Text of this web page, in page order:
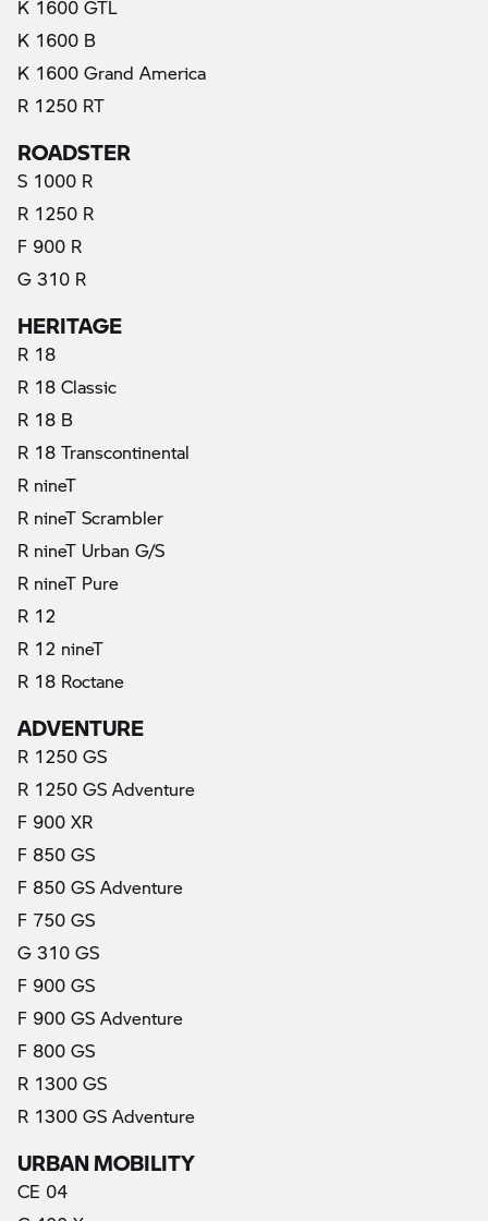
K 1600 GTL
K 1600 B
K 1600 Grand America
R 1250 RT
ROADSTER
S 1000 R
R 1250 R
F 900 R
G 310 R
HERITAGE
R 18
R 18 Classic
R 18 B
R 18 Transcontinental
R nineT
R nineT Scrambler
R nineT Urban G/S
R nineT Pure
R 12
R 12 nineT
R 18 Roctane
ADVENTURE
R 1250 GS
R 1250 GS Adventure
F 900 XR
F 850 GS
F 850 GS Adventure
F 750 GS
G 310 GS
F 900 GS
F 900 GS Adventure
F 800 GS
R 1300 GS
R 1300 GS Adventure
URBAN MOBILITY
CE 04